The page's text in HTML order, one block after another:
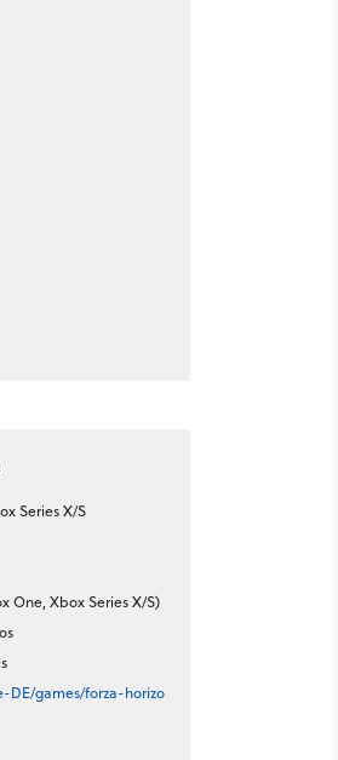
Series X/S
One, Xbox Series X/S)
DE/games/forza-horizo